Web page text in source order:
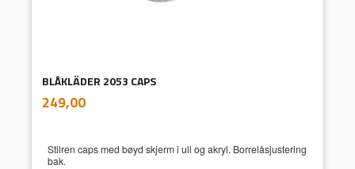
BLÅKLÄDER 2053 CAPS
Pris
249,00mva.
Stilren caps med bøyd skjerm i ull og akryl. Borrelåsjustering
bak.